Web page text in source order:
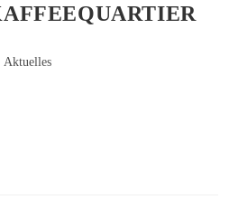
Aktuelles